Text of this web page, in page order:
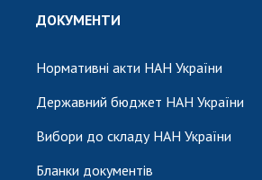
ДОКУМЕНТИ
Нормативні акти НАН України
Державний бюджет НАН України
Вибори до складу НАН України
Бланки документів